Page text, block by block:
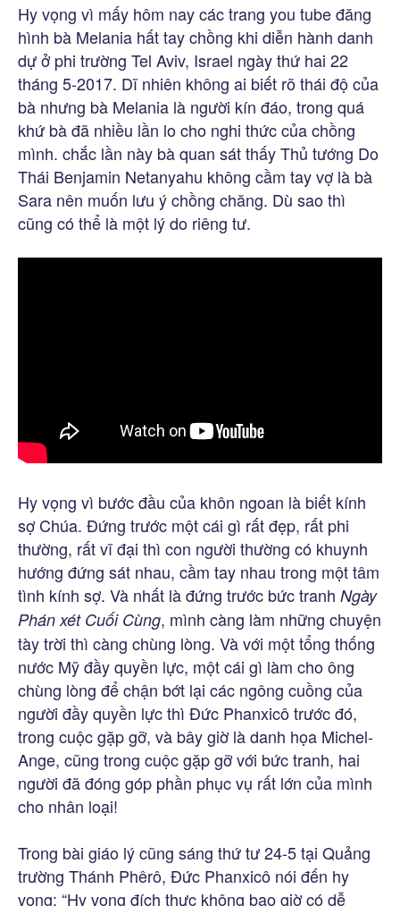
Hy vọng vì mấy hôm nay các trang you tube đăng
hình bà Melania hất tay chồng khi diễn hành danh
dự ở phi trường Tel Aviv, Israel ngày thứ hai 22
tháng 5-2017. Dĩ nhiên không ai biết rõ thái độ của
bà nhưng bà Melania là người kín đáo, trong quá
khứ bà đã nhiều lần lo cho nghi thức của chồng
mình. chắc lần này bà quan sát thấy Thủ tướng Do
Thái Benjamin Netanyahu không cầm tay vợ là bà
Sara nên muốn lưu ý chồng chăng. Dù sao thì
cũng có thể là một lý do riêng tư.
Hy vọng vì bước đầu của khôn ngoan là biết kính
sợ Chúa. Đứng trước một cái gì rất đẹp, rất phi
thường, rất vĩ đại thì con người thường có khuynh
hướng đứng sát nhau, cầm tay nhau trong một tâm
tình kính sợ. Và nhất là đứng trước bức tranh Ngày
Phán xét Cuối Cùng, mình càng làm những chuyện
tày trời thì càng chùng lòng. Và với một tổng thống
nước Mỹ đầy quyền lực, một cái gì làm cho ông
chùng lòng để chận bớt lại các ngông cuồng của
người đầy quyền lực thì Đức Phanxicô trước đó,
trong cuộc gặp gỡ, và bây giờ là danh họa Michel-
Ange, cũng trong cuộc gặp gỡ với bức tranh, hai
người đã đóng góp phần phục vụ rất lớn của mình
cho nhân loại!
Trong bài giáo lý cũng sáng thứ tư 24-5 tại Quảng
trường Thánh Phêrô, Đức Phanxicô nói đến hy
vọng: “Hy vọng đích thực không bao giờ có dễ